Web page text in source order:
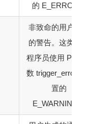
的 E_ERROR。
非致命的用户生
的警告。这类似
程序员使用 PHP
数 trigger_error()
置的
E_WARNING。